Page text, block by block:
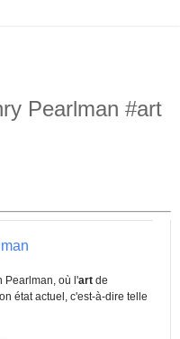
Pearlman #art
Pearlman, où l'art de
état actuel, c'est-à-dire telle